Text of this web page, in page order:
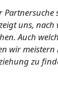
uns, nach
Auch
wir meistern
zu